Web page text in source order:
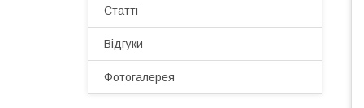
Статті
Відгуки
Фотогалерея